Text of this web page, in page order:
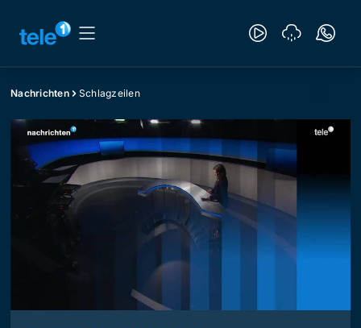
Nachrichten Schlagzeilen